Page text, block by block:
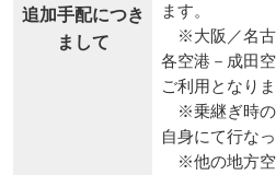
追加手配につき
まして
ます。
※大阪／名古
各空港－成田
ご利用となりま
※乗継ぎ時の
自身にて行な
※他の地方空